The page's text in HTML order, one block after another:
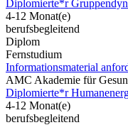
Diplomierte*r
4-12 Monat(e)
berufsbegleitend
Diplom
Fernstudium
Informationsmaterial
AMC Akademie für
Diplomierte*r
4-12 Monat(e)
berufsbegleitend